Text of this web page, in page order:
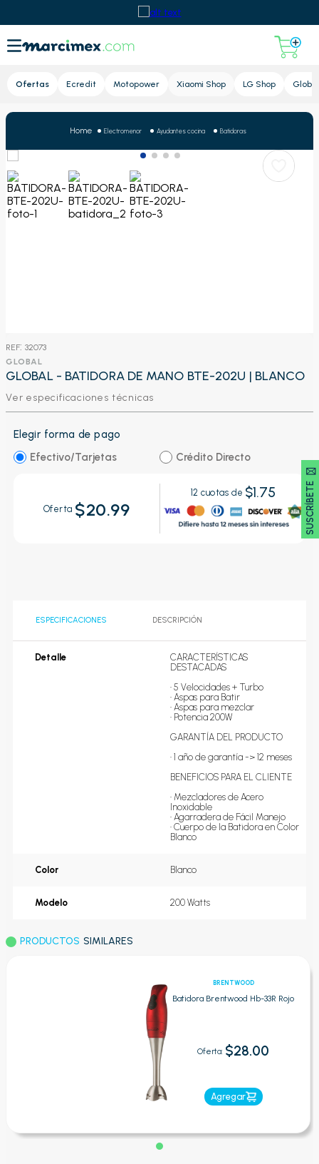
Ofertas Ecredit Motopower Xiaomi Shop LG Shop Global
SUSCRÍBETE 🖂
Electromenor Ayudantes cocina Batidoras
: 32073
GLOBAL
GLOBAL - BATIDORA DE MANO BTE-202U | BLANCO
Ver especificaciones técnicas
Elegir forma de pago
Efectivo/Tarjetas
Crédito Directo
Oferta $20.99
12 cuotas de $1.75
ESPECIFICACIONES DESCRIPCIÓN
Detalle
CARACTERÍSTICAS
DESTACADAS
• 5 Velocidades + Turbo
• Aspas para Batir
• Aspas para mezclar
• Potencia 200W
GARANTÍA DEL PRODUCTO
• 1 año de garantía -> 12 meses
BENEFICIOS PARA EL CLIENTE
• Mezcladores de Acero
Inoxidable
• Agarradera de Fácil Manejo
• Cuerpo de la Batidora en Color
Blanco
Color Blanco
Modelo 200 Watts
PRODUCTOS SIMILARES
BRENTWOOD
Batidora Brentwood Hb-33R Rojo
Oferta: $28.00
Agregar